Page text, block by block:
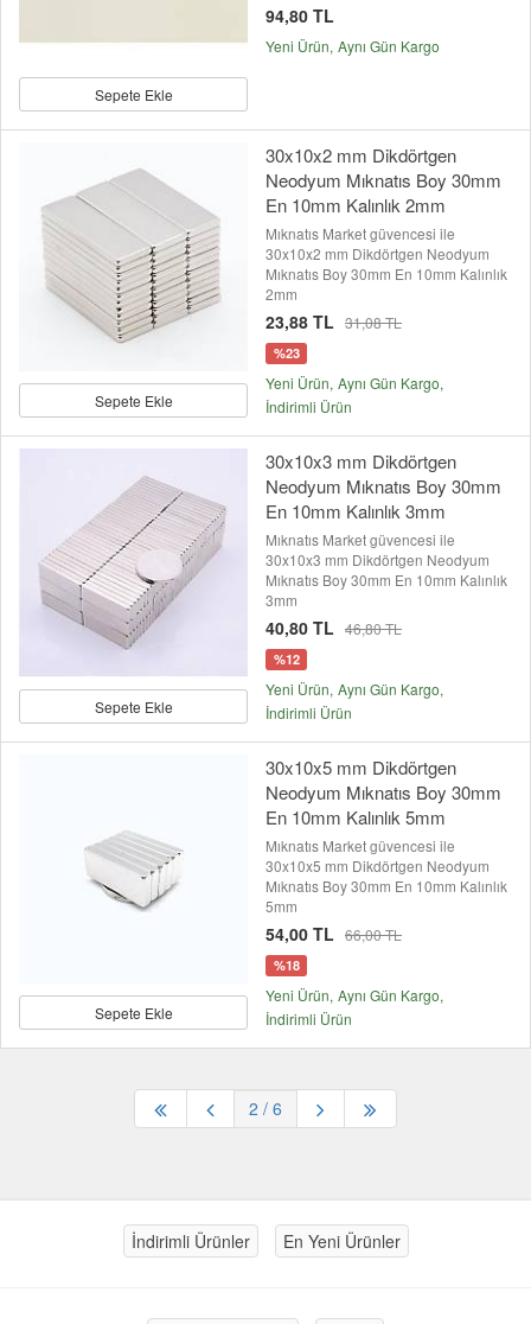
Sepete Ekle
94,80 TL
Yeni Ürün Aynı Gün Kargo
Sepete Ekle
30x10x2 mm Dikdörtgen
Neodyum Mıknatıs Boy 30mm
En 10mm Kalınlık 2mm
Mıknatıs Market güvencesi ile
30x10x2 mm Dikdörtgen Neodyum
Mıknatıs Boy 30mm En 10mm Kalınlık
2mm
23,88 TL 31,08 TL
%23
Yeni Ürün Aynı Gün Kargo
İndirimli Ürün
Sepete Ekle
30x10x3 mm Dikdörtgen
Neodyum Mıknatıs Boy 30mm
En 10mm Kalınlık 3mm
Mıknatıs Market güvencesi ile
30x10x3 mm Dikdörtgen Neodyum
Mıknatıs Boy 30mm En 10mm Kalınlık
3mm
40,80 TL 46,80 TL
%12
Yeni Ürün Aynı Gün Kargo
İndirimli Ürün
Sepete Ekle
30x10x5 mm Dikdörtgen
Neodyum Mıknatıs Boy 30mm
En 10mm Kalınlık 5mm
Mıknatıs Market güvencesi ile
30x10x5 mm Dikdörtgen Neodyum
Mıknatıs Boy 30mm En 10mm Kalınlık
5mm
54,00 TL 66,00 TL
%18
Yeni Ürün Aynı Gün Kargo
İndirimli Ürün
2 / 6
İndirimli Ürünler En Yeni Ürünler